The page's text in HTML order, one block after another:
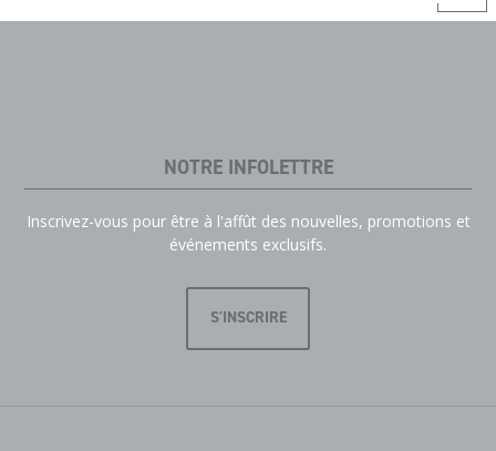
NOTRE INFOLETTRE
Inscrivez-vous pour être à l'affût des nouvelles, promotions et
événements exclusifs.
S'INSCRIRE